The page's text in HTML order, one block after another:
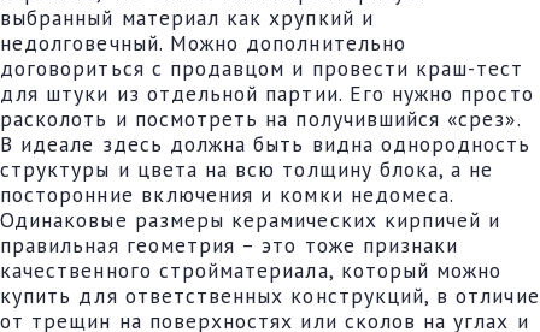
выбранный материал как хрупкий и
недолговечный. Можно дополнительно
договориться с продавцом и провести краш-тест
для штуки из отдельной партии. Его нужно просто
расколоть и посмотреть на получившийся «срез».
В идеале здесь должна быть видна однородность
структуры и цвета на всю толщину блока, а не
посторонние включения и комки недомеса.
Одинаковые размеры керамических кирпичей и
правильная геометрия – это тоже признаки
качественного стройматериала, который можно
купить для ответственных конструкций, в отличие
от трещин на поверхностях или сколов на углах и